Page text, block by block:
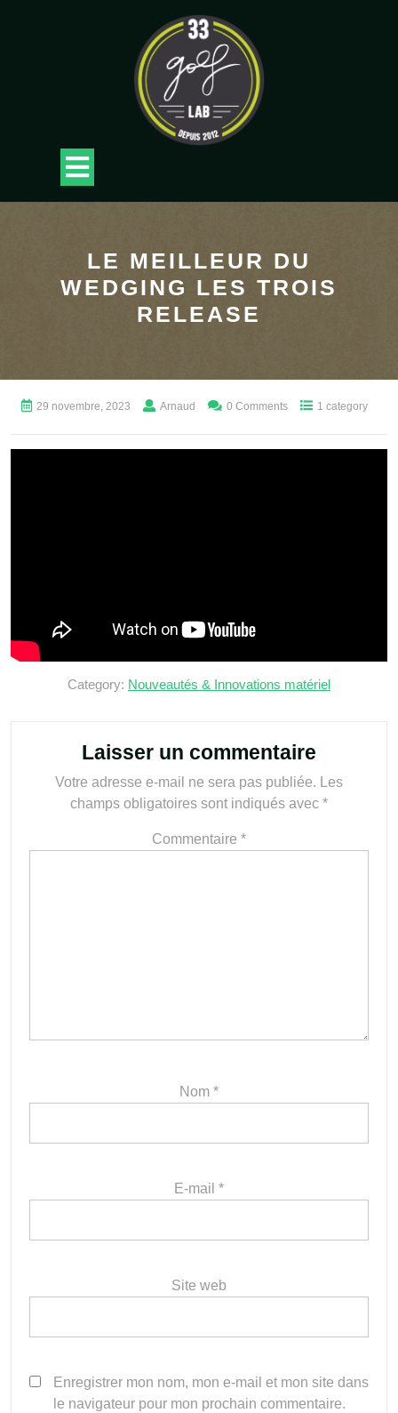
Button
LE MEILLEUR DU
WEDGING LES TROIS
RELEASE
29 novembre, 2023 Arnaud 0 Comments 1 category
Category: Nouveautés & Innovations matériel
Laisser un commentaire
Votre adresse e-mail ne sera pas publiée.
Les
champs obligatoires sont indiqués avec *
Commentaire *
Nom *
E-mail *
Site web
Enregistrer mon nom, mon e-mail et mon site dans
le navigateur pour mon prochain commentaire.